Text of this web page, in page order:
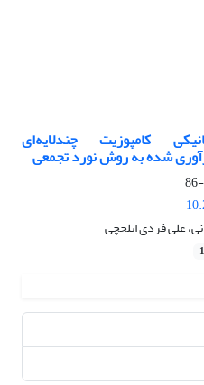
کامپوزیت چندلایه‌ای
علی فردی ایلخچی